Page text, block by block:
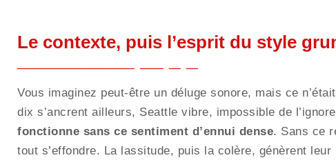
Le contexte, puis l’esprit du style
Vous imaginez peut-être un déluge sonore, mais ce
dix s’ancrent ailleurs, Seattle vibre, impossible de
fonctionne sans ce sentiment d’ennui dense. Sans ce
tout s’effondre. La lassitude, puis la colère, génèrent